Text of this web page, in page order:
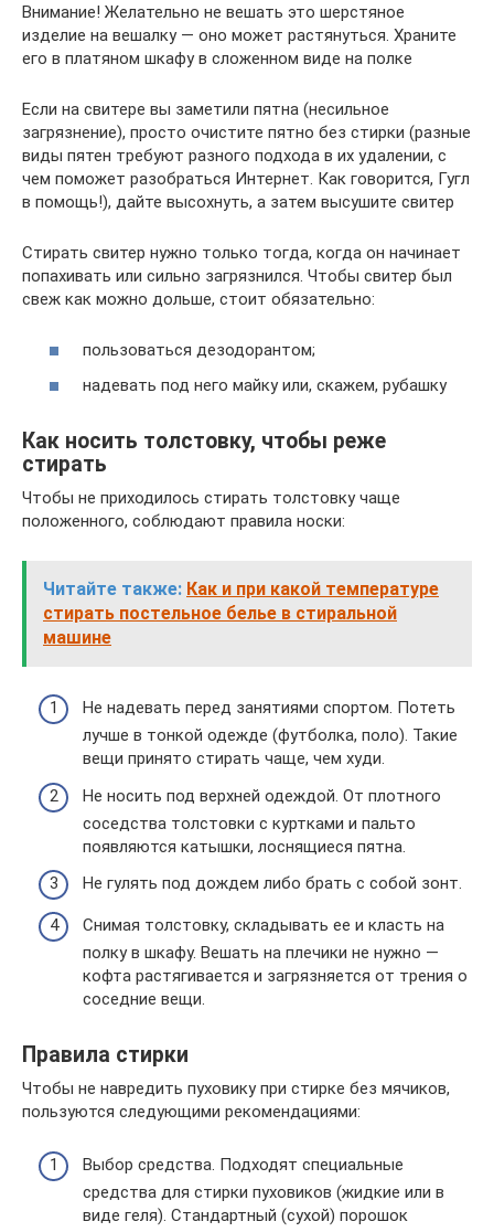
Внимание! Желательно не вешать это шерстяное
изделие на вешалку — оно может растянуться. Храните
его в платяном шкафу в сложенном виде на полке
Если на свитере вы заметили пятна (несильное
загрязнение), просто очистите пятно без стирки (разные
виды пятен требуют разного подхода в их удалении, с
чем поможет разобраться Интернет. Как говорится, Гугл
в помощь!), дайте высохнуть, а затем высушите свитер
Стирать свитер нужно только тогда, когда он начинает
попахивать или сильно загрязнился. Чтобы свитер был
свеж как можно дольше, стоит обязательно:
пользоваться дезодорантом;
надевать под него майку или, скажем, рубашку
Как носить толстовку, чтобы реже
стирать
Чтобы не приходилось стирать толстовку чаще
положенного, соблюдают правила носки:
Читайте также: Как и при какой температуре
стирать постельное белье в стиральной
машине
Не надевать перед занятиями спортом. Потеть
лучше в тонкой одежде (футболка, поло). Такие
вещи принято стирать чаще, чем худи.
Не носить под верхней одеждой. От плотного
соседства толстовки с куртками и пальто
появляются катышки, лоснящиеся пятна.
Не гулять под дождем либо брать с собой зонт.
Снимая толстовку, складывать ее и класть на
полку в шкафу. Вешать на плечики не нужно —
кофта растягивается и загрязняется от трения о
соседние вещи.
Правила стирки
Чтобы не навредить пуховику при стирке без мячиков,
пользуются следующими рекомендациями:
Выбор средства. Подходят специальные
средства для стирки пуховиков (жидкие или в
виде геля). Стандартный (сухой) порошок